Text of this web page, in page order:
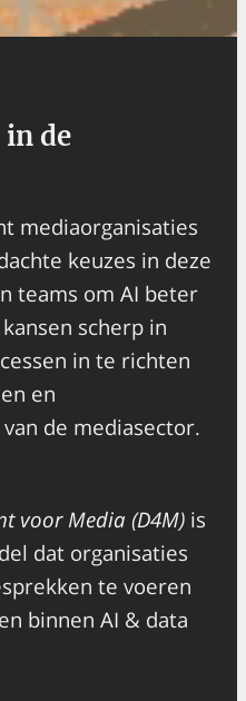
de
mediaorganisaties
keuzes in deze
teams om AI beter
scherp in
in te richten
en
de mediasector.
voor Media (D4M) is
dat organisaties
te voeren
binnen AI & data